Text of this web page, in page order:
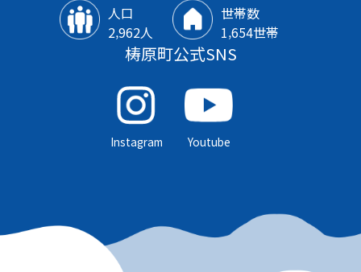
人口
2‚962人
世帯数
1‚654世帯
梼原町公式SNS
Instagram Youtube